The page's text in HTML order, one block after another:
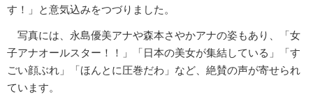
す！」と意気込みをつづりました。
写真には、永島優美アナや森本さやかアナの姿もあり、「女
子アナオールスター！！」「日本の美女が集結している」「す
ごい顔ぶれ」「ほんとに圧巻だわ」など、絶賛の声が寄せられ
ています。